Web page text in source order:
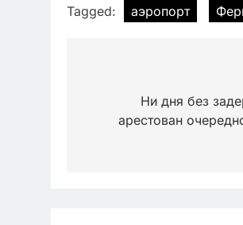
Tagged: аэропорт
записям
Ни дня без
арестован